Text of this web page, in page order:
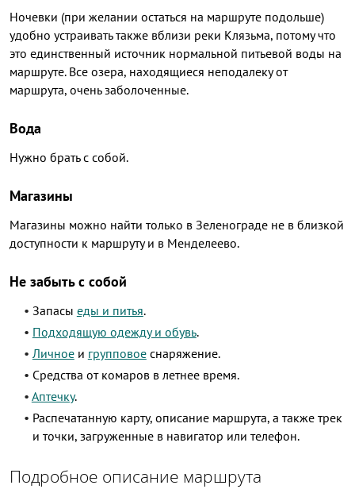
Ночевки (при желании остаться на маршруте подольше)
удобно устраивать также вблизи реки Клязьма, потому что
это единственный источник нормальной питьевой воды на
маршруте. Все озера, находящиеся неподалеку от
маршрута, очень заболоченные.
Вода
Нужно брать с собой.
Магазины
Магазины можно найти только в Зеленограде не в близкой
доступности к маршруту и в Менделеево.
Не забыть с собой
Запасы еды и питья.
Подходящую одежду и обувь.
Личноеи групповоеснаряжение.
Cредства от комаров в летнее время.
Аптечку.
Распечатанную карту, описание маршрута, а также трек
и точки, загруженные в навигатор или телефон.
Подробное описание маршрута